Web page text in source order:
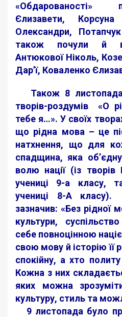
«Обдарованості»
Єлизавети,
Олександри,
також почули й
Антюкової Ніколь,
Дар’ї, Коваленко
Також 8 листопада
творів-роздумів «О
тебе я…». У своїх
що рідна мова – це
натхнення, що для
спадщина, яка
волю нації (із
учениці 9-а класу,
учениці 8-А
зазначив: «Без рідної
культури,
себе повноцінною
свою мову й історію її
спокійну, а хто
Кожна з них
яких можна
культуру, стиль та
9 листопада було